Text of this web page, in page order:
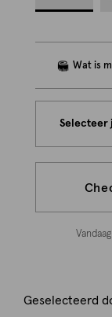
Selecteer
Geselecteerd